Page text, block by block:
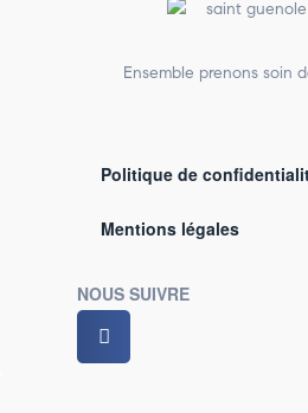
Ensemble prenons soin
Politique de
Mentions légales
NOUS SUIVRE